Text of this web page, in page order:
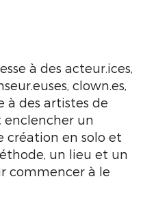
à des acteur.ices,
clown.es,
à des artistes de
un
création en solo et
un lieu et un
commencer à le